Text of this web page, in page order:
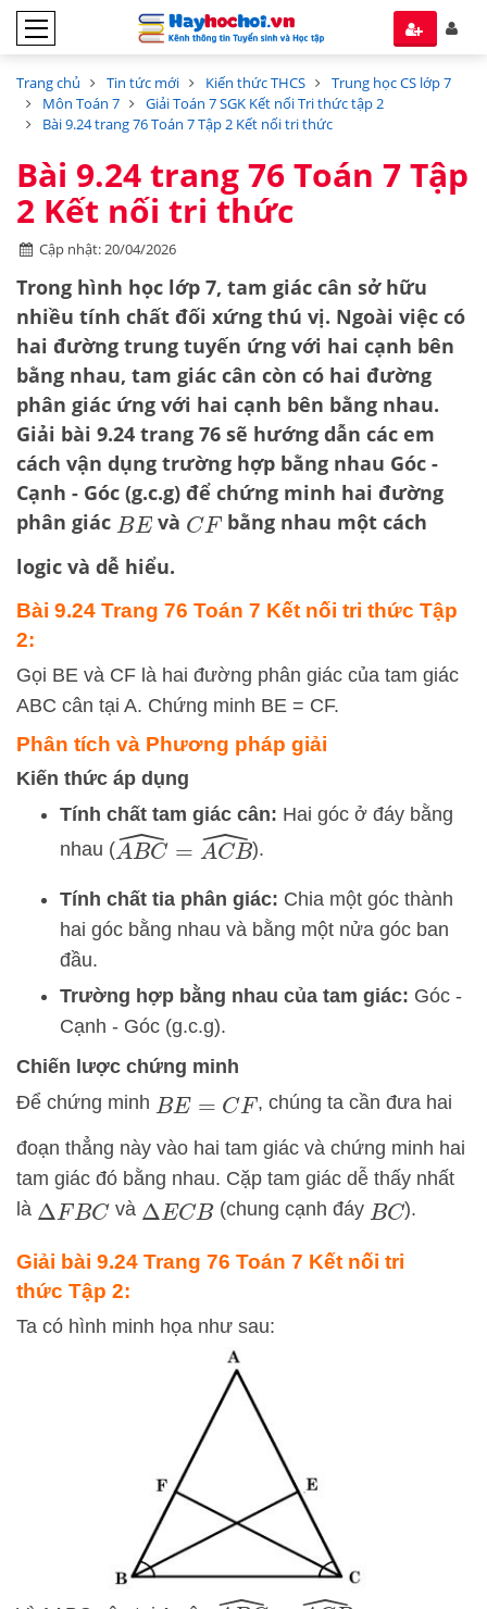
Trang chủ Tin tức mới Kiến thức THCS
Trung học CS lớp 7
Môn Toán 7
Giải Toán 7 SGK Kết nối Tri thức tập 2
Bài 9.24 trang 76 Toán 7 Tập 2 Kết nối tri thức
Bài 9.24 trang 76 Toán 7 Tập
2 Kết nối tri thức
Cập nhật: 20/04/2026
Trong hình học lớp 7, tam giác cân sở hữu
nhiều tính chất đối xứng thú vị. Ngoài việc có
hai đường trung tuyến ứng với hai cạnh bên
bằng nhau, tam giác cân còn có hai đường
phân giác ứng với hai cạnh bên bằng nhau.
Giải bài 9.24 trang 76 sẽ hướng dẫn các em
cách vận dụng trường hợp bằng nhau Góc -
Cạnh - Góc (g.c.g) để chứng minh hai đường
phân giác BE và CF bằng nhau một cách
logic và dễ hiểu.
Bài 9.24 Trang 76 Toán 7 Kết nối tri thức Tập
2:
Gọi BE và CF là hai đường phân giác của tam giác
ABC cân tại A. Chứng minh BE = CF.
Phân tích và Phương pháp giải
Kiến thức áp dụng
Tính chất tam giác cân: Hai góc ở đáy bằng
nhau (A BC^ =ACB^).
Tính chất tia phân giác: Chia một góc thành
hai góc bằng nhau và bằng một nửa góc ban
đầu.
Trường hợp bằng nhau của tam giác: Góc -
Cạnh - Góc (g.c.g).
Chiến lược chứng minh
Để chứng minh BE=C F , chúng ta cần đưa hai
đoạn thẳng này vào hai tam giác và chứng minh hai
tam giác đó bằng nhau. Cặp tam giác dễ thấy nhất
là ΔFBC và ΔECB (chung cạnh đáy BC).
Giải bài 9.24 Trang 76 Toán 7 Kết nối tri
thức Tập 2:
Ta có hình minh họa như sau: